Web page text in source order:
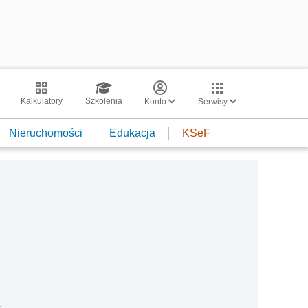
Kalkulatory Szkolenia Konto Serwisy
Nieruchomości Edukacja KSeF